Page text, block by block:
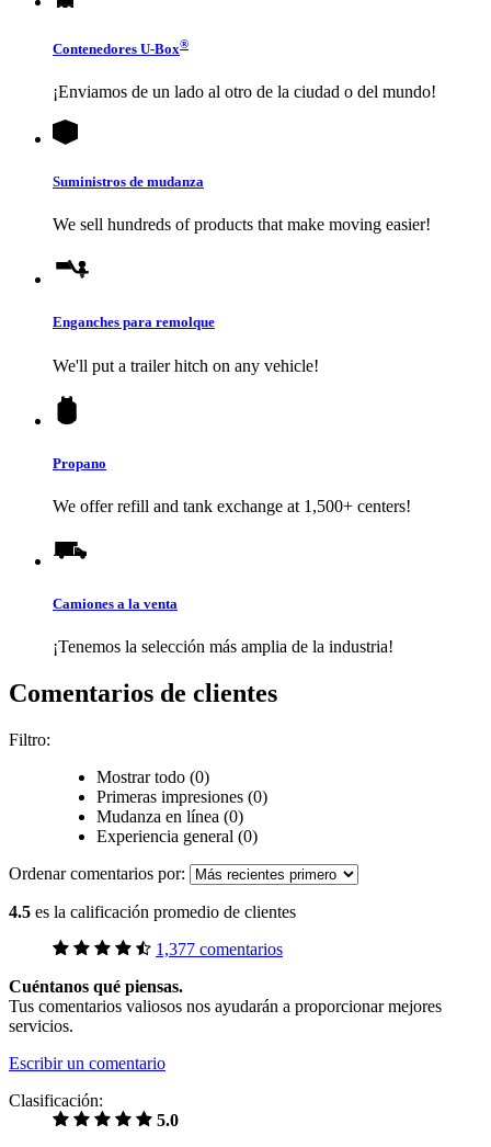
Contenedores U-Box®
¡Enviamos de un lado al otro de la ciudad o del mundo!
Suministros de mudanza
We sell hundreds of products that make moving easier!
Enganches para remolque
We'll put a trailer hitch on any vehicle!
Propano
We offer refill and tank exchange at 1,500+ centers!
Camiones a la venta
¡Tenemos la selección más amplia de la industria!
Comentarios de clientes
Filtro:
Mostrar todo (0)
Primeras impresiones (0)
Mudanza en línea (0)
Experiencia general (0)
Ordenar comentarios por:
4.5 es la calificación promedio de clientes
1,377 comentarios
Cuéntanos qué piensas.
Tus comentarios valiosos nos ayudarán a proporcionar mejores
servicios.
Escribir un comentario
Clasificación:
5.0